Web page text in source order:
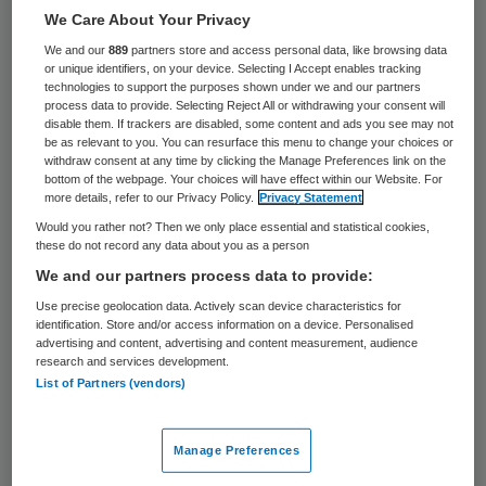
5 maart 2019,
09:00
36 keer gelezen
In Doorn voeren vanmorgen tientallen
medewerkers in de gehandicaptenzorg
actie voor een betere cao. Ze eisen 5
procent loonsverhoging, een betere balans
tussen werk en privé en een betere
urenregeling voor jonge en oudere
werknemers, zo meldt RTV Utrecht.
Dinsdag vinden in Doorn de eerste
onderhandelingen plaats tussen de
VGN, de werkgeversorganisatie voor de
We Care About Your Privacy
We and our889 partners store and access personal data, like browsing data
or unique identifiers, on your device. Selecting I Accept enables tracking
technologies to support the purposes shown under we and our partners
process data to provide. Selecting Reject All or withdrawing your consent will
disable them. If trackers are disabled, some content and ads you see may not
be as relevant to you. You can resurface this menu to change your choices or
withdraw consent at any time by clicking the Manage Preferences link on the
bottom of the webpage. Your choices will have effect within our Website. For
more details, refer to our Privacy Policy.
Privacy Statement
Would you rather not? Then we only place essential and statistical cookies,
these do not record any data about you as a person
We and our partners process data to provide:
Use precise geolocation data. Actively scan device characteristics for
identification. Store and/or access information on a device. Personalised
advertising and content, advertising and content measurement, audience
research and services development.
List of Partners (vendors)
Manage Preferences